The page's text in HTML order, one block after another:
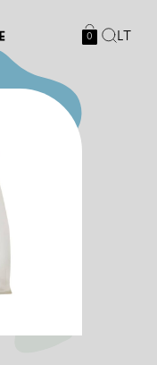
0 LT